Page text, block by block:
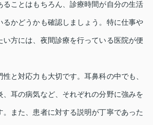
ることはもちろん、診療時間が自分の生活
るかどうかも確認しましょう。特に仕事や
い方には、夜間診療を行っている医院が便
と対応力も大切です。耳鼻科の中でも、
、耳の病気など、それぞれの分野に強みを
。また、患者に対する説明が丁寧であった